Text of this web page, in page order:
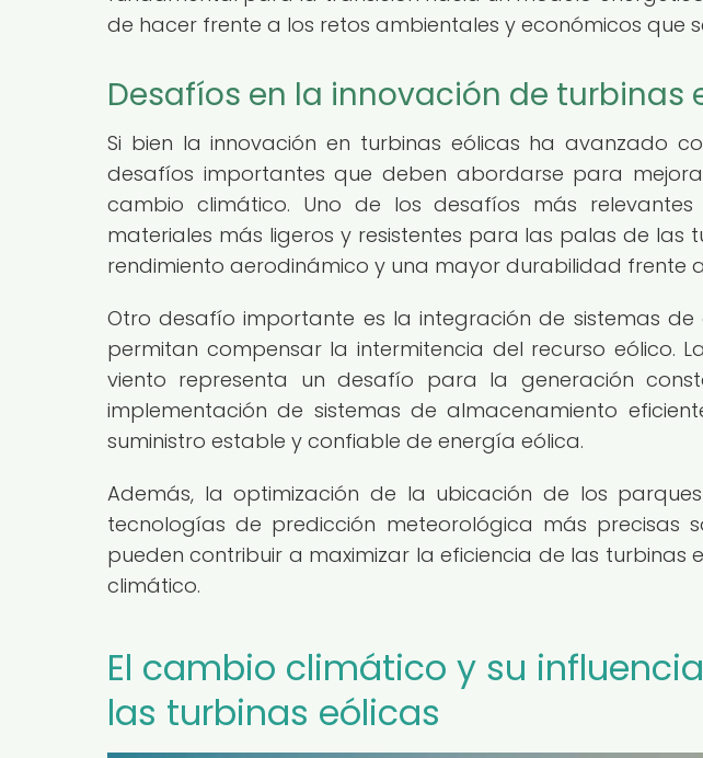
de hacer frente a los retos ambientales y económicos que
Desafíos en la innovación de turbinas
Si bien la innovación en turbinas eólicas ha avanzado
desafíos importantes que deben abordarse para
cambio climático. Uno de los desafíos más
materiales más ligeros y resistentes para las palas de las
rendimiento aerodinámico y una mayor durabilidad frente
Otro desafío importante es la integración de sistemas
permitan compensar la intermitencia del recurso eólico.
viento representa un desafío para la generación
implementación de sistemas de almacenamiento
suministro estable y confiable de energía eólica.
Además, la optimización de la ubicación de los
tecnologías de predicción meteorológica más precisas
pueden contribuir a maximizar la eficiencia de las turbinas
climático.
El cambio climático y su
las turbinas eólicas